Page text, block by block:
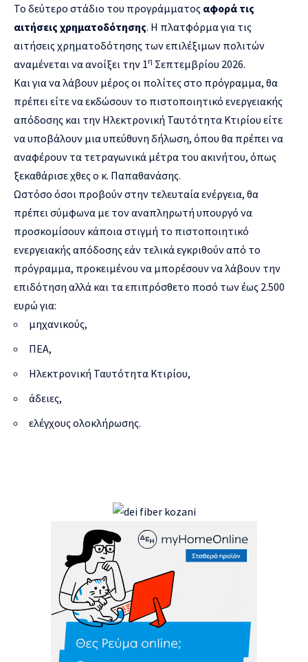
Το δεύτερο στάδιο του προγράμματος αφορά τις
αιτήσεις χρηματοδότησης. Η πλατφόρμα για τις
αιτήσεις χρηματοδότησης των επιλέξιμων πολιτών
αναμένεται να ανοίξει την 1η Σεπτεμβρίου 2026.
Και για να λάβουν μέρος οι πολίτες στο πρόγραμμα, θα
πρέπει είτε να εκδώσουν το πιστοποιητικό ενεργειακής
απόδοσης και την Ηλεκτρονική Ταυτότητα Κτιρίου είτε
να υποβάλουν μια υπεύθυνη δήλωση, όπου θα πρέπει να
αναφέρουν τα τετραγωνικά μέτρα του ακινήτου, όπως
ξεκαθάρισε χθες ο κ. Παπαθανάσης.
Ωστόσο όσοι προβούν στην τελευταία ενέργεια, θα
πρέπει σύμφωνα με τον αναπληρωτή υπουργό να
προσκομίσουν κάποια στιγμή το πιστοποιητικό
ενεργειακής απόδοσης εάν τελικά εγκριθούν από το
πρόγραμμα, προκειμένου να μπορέσουν να λάβουν την
επιδότηση αλλά και τα επιπρόσθετο ποσό των έως 2.500
ευρώ για:
μηχανικούς,
ΠΕΑ,
Ηλεκτρονική Ταυτότητα Κτιρίου,
άδειες,
ελέγχους ολοκλήρωσης.